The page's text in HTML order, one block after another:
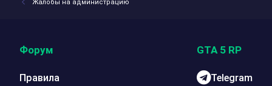
Жалобы на администрацию
Форум
Правила
GTA 5 RP
Telegram